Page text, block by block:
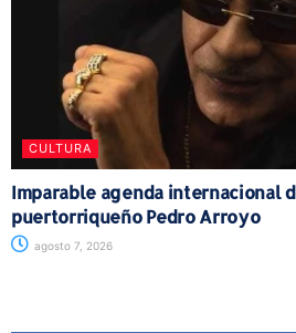
CULTURA
Imparable agenda internacional
puertorriqueño Pedro Arroyo
agosto 7, 2026